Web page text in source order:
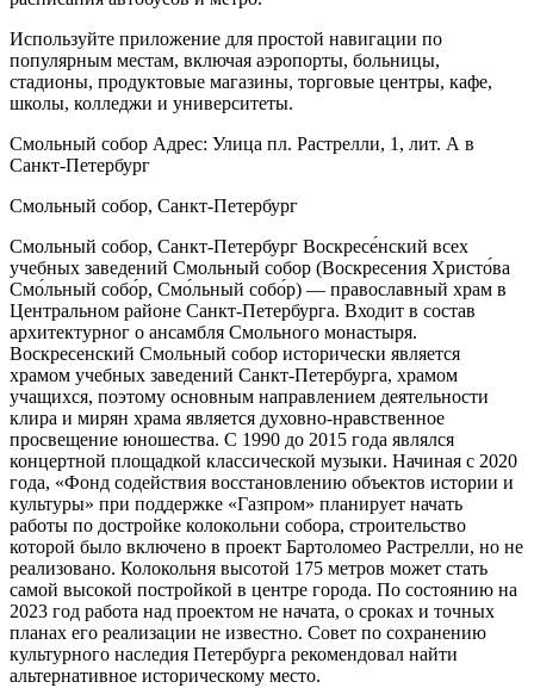
Используйте приложение для простой навигации по
популярным местам, включая аэропорты, больницы,
стадионы, продуктовые магазины, торговые центры, кафе,
школы, колледжи и университеты.
Смольный собор Aдрес: Улица пл. Растрелли, 1, лит. А в
Санкт-Петербург
Смольный собор, Санкт-Петербург
Смольный собор, Санкт-Петербург Воскресе́нский всех
учебных заведений Смольный собор (Воскресения Христо́ва
Смо́льный собо́р, Смо́льный собо́р) — православный храм в
Центральном районе Санкт-Петербурга. Входит в состав
архитектурног о ансамбля Смольного монастыря.
Воскресенский Смольный собор исторически является
храмом учебных заведений Санкт-Петербурга, храмом
учащихся, поэтому основным направлением деятельности
клира и мирян храма является духовно-нравственное
просвещение юношества. С 1990 до 2015 года являлся
концертной площадкой классической музыки. Начиная с 2020
года, «Фонд содействия восстановлению объектов истории и
культуры» при поддержке «Газпром» планирует начать
работы по достройке колокольни собора, строительство
которой было включено в проект Бартоломео Растрелли, но не
реализовано. Колокольня высотой 175 метров может стать
самой высокой постройкой в центре города. По состоянию на
2023 год работа над проектом не начата, о сроках и точных
планах его реализации не известно. Совет по сохранению
культурного наследия Петербурга рекомендовал найти
альтернативное историческому место.